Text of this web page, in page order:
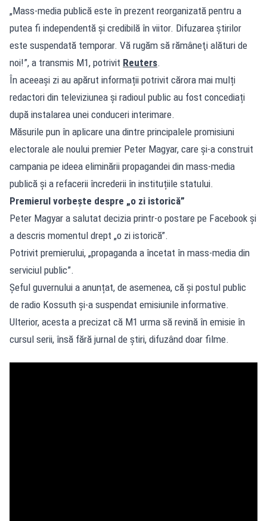
„Mass-media publică este în prezent reorganizată pentru a
putea fi independentă şi credibilă în viitor. Difuzarea ştirilor
este suspendată temporar. Vă rugăm să rămâneţi alături de
noi!”, a transmis M1, potrivit Reuters.
În aceeași zi au apărut informații potrivit cărora mai mulți
redactori din televiziunea și radioul public au fost concediați
după instalarea unei conduceri interimare.
Măsurile pun în aplicare una dintre principalele promisiuni
electorale ale noului premier Peter Magyar, care și-a construit
campania pe ideea eliminării propagandei din mass-media
publică și a refacerii încrederii în instituțiile statului.
Premierul vorbește despre „o zi istorică”
Peter Magyar a salutat decizia printr-o postare pe Facebook și
a descris momentul drept „o zi istorică”.
Potrivit premierului, „propaganda a încetat în mass-media din
serviciul public”.
Șeful guvernului a anunțat, de asemenea, că și postul public
de radio Kossuth și-a suspendat emisiunile informative.
Ulterior, acesta a precizat că M1 urma să revină în emisie în
cursul serii, însă fără jurnal de știri, difuzând doar filme.